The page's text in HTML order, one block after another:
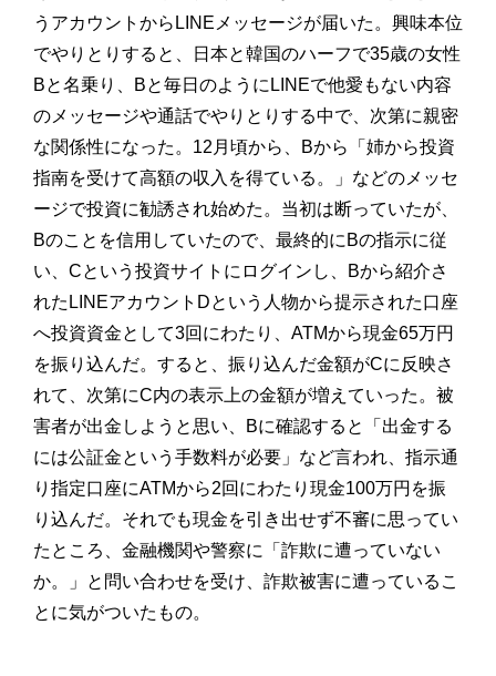
うアカウントからLINEメッセージが届いた。興味本位
でやりとりすると、日本と韓国のハーフで35歳の女性
Bと名乗り、Bと毎日のようにLINEで他愛もない内容
のメッセージや通話でやりとりする中で、次第に親密
な関係性になった。12月頃から、Bから「姉から投資
指南を受けて高額の収入を得ている。」などのメッセ
ージで投資に勧誘され始めた。当初は断っていたが、
Bのことを信用していたので、最終的にBの指示に従
い、Cという投資サイトにログインし、Bから紹介さ
れたLINEアカウントDという人物から提示された口座
へ投資資金として3回にわたり、ATMから現金65万円
を振り込んだ。すると、振り込んだ金額がCに反映さ
れて、次第にC内の表示上の金額が増えていった。被
害者が出金しようと思い、Bに確認すると「出金する
には公証金という手数料が必要」など言われ、指示通
り指定口座にATMから2回にわたり現金100万円を振
り込んだ。それでも現金を引き出せず不審に思ってい
たところ、金融機関や警察に「詐欺に遭っていない
か。」と問い合わせを受け、詐欺被害に遭っているこ
とに気がついたもの。